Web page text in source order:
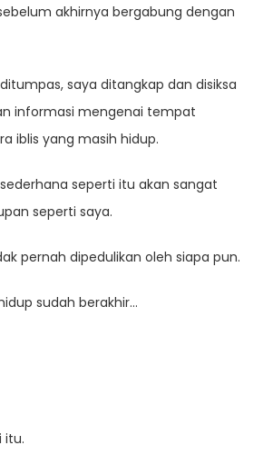
akhirnya bergabung dengan
saya ditangkap dan disiksa
informasi mengenai tempat
iblis yang masih hidup.
seperti itu akan sangat
seperti saya.
pernah dipedulikan oleh siapa pun.
sudah berakhir…
itu.